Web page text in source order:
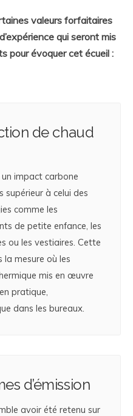
valeurs forfaitaires
qui seront mis
pour évoquer cet écueil :
de chaud
impact carbone
à celui des
comme les
de petite enfance, les
ou les vestiaires. Cette
la mesure où les
mis en œuvre
pratique,
dans les bureaux.
d’émission
avoir été retenu sur